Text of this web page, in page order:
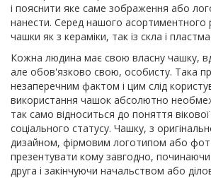
і пояснити яке саме зображення або
нанести. Серед нашого асортиментного
чашки як з кераміки, так із скла і
Кожна людина має свою власну чашку,
але обов'язково свою, особисту. Така
незаперечним фактом і цим слід
використання чашок абсолютно
так само відноситься до поняття вікової
соціального статусу. Чашку, з
дизайном, фірмовим логотипом або
презентувати кому завгодно, починаючи
друга і закінчуючи начальством або